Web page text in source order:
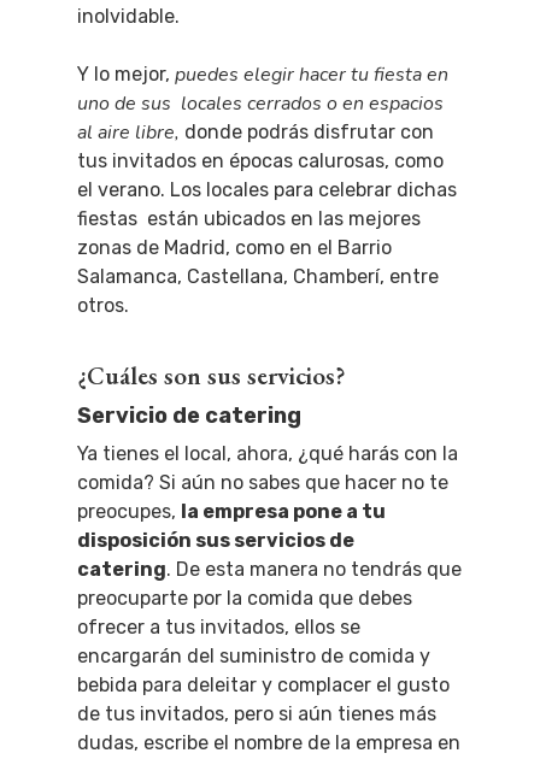
inolvidable.
Y lo mejor, puedes elegir hacer tu fiesta en
uno de sus locales cerrados o en espacios
al aire libre, donde podrás disfrutar con
tus invitados en épocas calurosas, como
el verano. Los locales para celebrar dichas
fiestas están ubicados en las mejores
zonas de Madrid, como en el Barrio
Salamanca, Castellana, Chamberí, entre
otros.
¿Cuáles son sus servicios?
Servicio de catering
Ya tienes el local, ahora, ¿qué harás con la
comida? Si aún no sabes que hacer no te
preocupes, la empresa pone a tu
disposición sus servicios de
catering. De esta manera no tendrás que
preocuparte por la comida que debes
ofrecer a tus invitados, ellos se
encargarán del suministro de comida y
bebida para deleitar y complacer el gusto
de tus invitados, pero si aún tienes más
dudas, escribe el nombre de la empresa en